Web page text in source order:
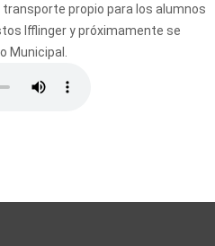
propio para los alumnos
Ifflinger y próximamente se
Municipal.